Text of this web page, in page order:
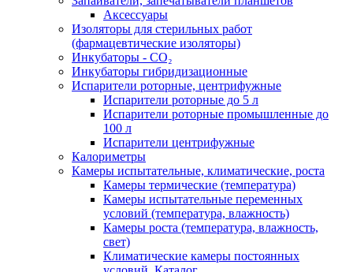
Аксессуары
Изоляторы для стерильных работ
(фармацевтические изоляторы)
Инкубаторы - CO₂
Инкубаторы гибридизационные
Испарители роторные, центрифужные
Испарители роторные до 5 л
Испарители роторные промышленные до
100 л
Испарители центрифужные
Калориметры
Камеры испытательные, климатические, роста
Камеры термические (температура)
Камеры испытательные переменных
условий (температура, влажность)
Камеры роста (температура, влажность,
свет)
Климатические камеры постоянных